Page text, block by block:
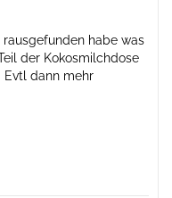
habe was
der Kokosmilchdose
Evtl dann mehr